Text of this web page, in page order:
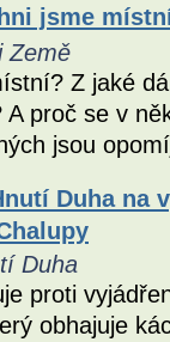
jsme
Země
Z jaké
A proč se v
jsou
Duha
Duha
proti
obhajuje